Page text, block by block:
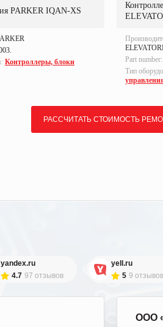
PARKER IQAN-XS
Контроллеры, блоки
Part number:
Тип
РАССЧИТАТЬ СТОИМОСТЬ
yandex.ru
4.7 97 отзывов
yell.ru
5 9 отзывов
ООО